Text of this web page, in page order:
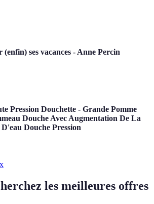
ses vacances - Anne Percin
Pression Douchette - Grande Pomme
Douche Avec Augmentation De La
Douche Pression
les meilleures offres